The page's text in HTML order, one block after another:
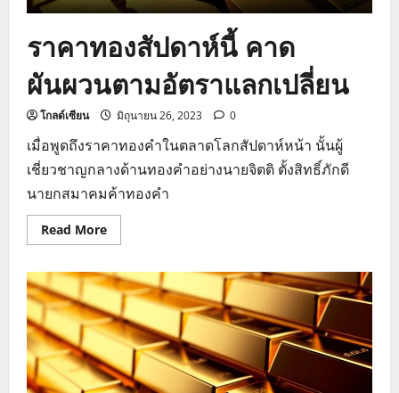
ราคาทองสัปดาห์นี้ คาด
ผันผวนตามอัตราแลกเปลี่ยน
โกลด์เซียน มิถุนายน 26, 2023 0
เมื่อพูดถึงราคาทองคำในตลาดโลกสัปดาห์หน้า นั้นผู้
เชี่ยวชาญกลางด้านทองคำอย่างนายจิตติ ตั้งสิทธิ์ภักดี
นายกสมาคมค้าทองคำ
Read MoreRead
more
ทอง
สัปดาห์
คาด
ผันผวน
ตาม
อัตรา
แลก
เปลี่ยน